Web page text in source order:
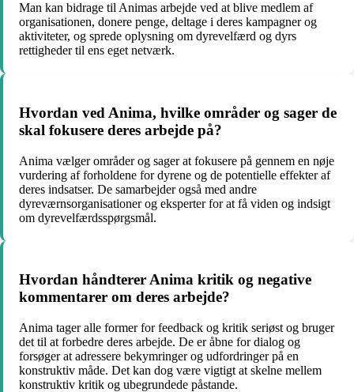
Man kan bidrage til Animas arbejde ved at blive medlem af
organisationen, donere penge, deltage i deres kampagner og
aktiviteter, og sprede oplysning om dyrevelfærd og dyrs
rettigheder til ens eget netværk.
Hvordan ved Anima, hvilke områder og sager de
skal fokusere deres arbejde på?
Anima vælger områder og sager at fokusere på gennem en nøje
vurdering af forholdene for dyrene og de potentielle effekter af
deres indsatser. De samarbejder også med andre
dyreværnsorganisationer og eksperter for at få viden og indsigt
om dyrevelfærdsspørgsmål.
Hvordan håndterer Anima kritik og negative
kommentarer om deres arbejde?
Anima tager alle former for feedback og kritik seriøst og bruger
det til at forbedre deres arbejde. De er åbne for dialog og
forsøger at adressere bekymringer og udfordringer på en
konstruktiv måde. Det kan dog være vigtigt at skelne mellem
konstruktiv kritik og ubegrundede påstande.